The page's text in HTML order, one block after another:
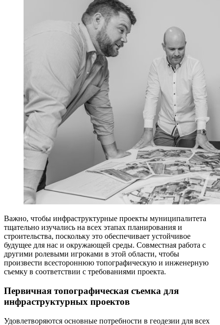
Важно, чтобы инфраструктурные проекты муниципалитета
тщательно изучались на всех этапах планирования и
строительства, поскольку это обеспечивает устойчивое
будущее для нас и окружающей среды. Совместная работа с
другими ролевыми игроками в этой области, чтобы
произвести всестороннюю топографическую и инженерную
съемку в соответствии с требованиями проекта.
Первичная топографическая съемка для
инфраструктурных проектов
Удовлетворяются основные потребности в геодезии для всех